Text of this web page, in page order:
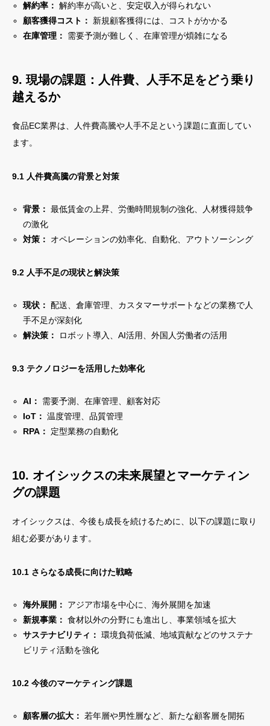
解約率： 解約率が高いと、安定収入が得られない
顧客獲得コスト：
新規顧客獲得には、コストがかかる
在庫管理：
需要予測が難しく、在庫管理が煩雑になる
9. 現場の課題：人件費、人手不足をどう乗り
越えるか
食品EC業界は、人件費高騰や人手不足という課題に直面してい
ます。
9.1 人件費高騰の背景と対策
背景： 最低賃金の上昇、労働時間規制の強化、人材獲得競争
の激化
対策：
オペレーションの効率化、自動化、アウトソーシング
9.2 人手不足の現状と解決策
現状： 配送、倉庫管理、カスタマーサポートなどの業務で人
手不足が深刻化
解決策：
ロボット導入、AI活用、外国人労働者の活用
9.3 テクノロジーを活用した効率化
AI：
需要予測、在庫管理、顧客対応
IoT： 温度管理、品質管理
RPA：
定型業務の自動化
10. オイシックスの未来展望とマーケティン
グの課題
オイシックスは、今後も成長を続けるために、以下の課題に取り
組む必要があります。
10.1 さらなる成長に向けた戦略
海外展開：
アジア市場を中心に、海外展開を加速
新規事業： 食材以外の分野にも進出し、事業領域を拡大
サステナビリティ： 環境負荷低減、地域貢献などのサステナ
ビリティ活動を強化
10.2 今後のマーケティング課題
顧客層の拡大： 若年層や男性層など、新たな顧客層を開拓